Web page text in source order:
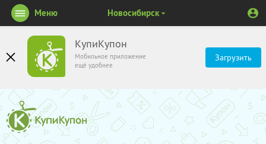
КупиКупон
Мобильное приложение
ещё удобнее
Загрузить
Меню Новосибирск